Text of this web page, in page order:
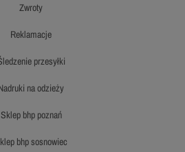
zwroty
reklamacje
śledzenie przesyłki
nadruki na odzieży
sklep bhp poznań
sklep bhp sosnowiec